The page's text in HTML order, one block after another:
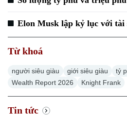
Elon Musk lập kỷ lục với tài
Từ khoá
người siêu giàu giới siêu giàu tỷ
Wealth Report 2026
Knight Frank
Tin tức